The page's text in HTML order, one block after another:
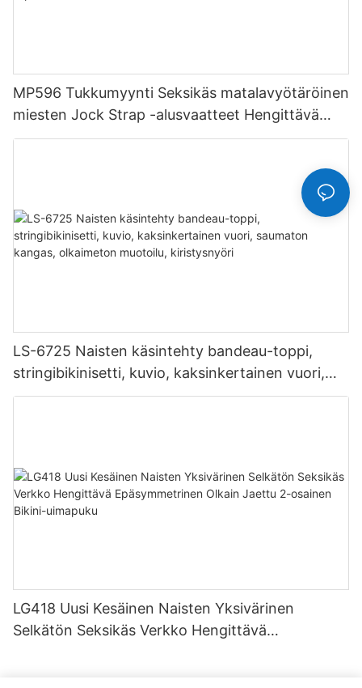
MP596 Tukkumyynti Seksikäs matalavyötäröinen
miesten Jock Strap -alusvaatteet Hengittävä
neulottu kangas Hipster Hipster
LS-6725 Naisten käsintehty bandeau-toppi,
stringibikinisetti, kuvio, kaksinkertainen vuori,
saumaton kangas, olkaimeton muotoilu,
LG418 Uusi Kesäinen Naisten Yksivärinen
Selkätön Seksikäs Verkko Hengittävä